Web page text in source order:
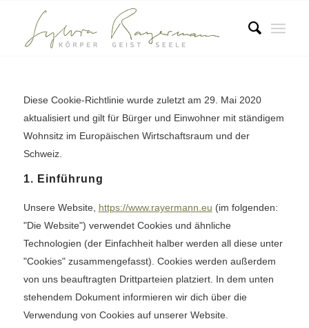
Diese Cookie-Richtlinie wurde zuletzt am 29. Mai 2020
aktualisiert und gilt für Bürger und Einwohner mit ständigem
Wohnsitz im Europäischen Wirtschaftsraum und der
Schweiz.
1. Einführung
Unsere Website, https://www.rayermann.eu (im folgenden:
"Die Website") verwendet Cookies und ähnliche
Technologien (der Einfachheit halber werden all diese unter
"Cookies" zusammengefasst). Cookies werden außerdem
von uns beauftragten Drittparteien platziert. In dem unten
stehendem Dokument informieren wir dich über die
Verwendung von Cookies auf unserer Website.